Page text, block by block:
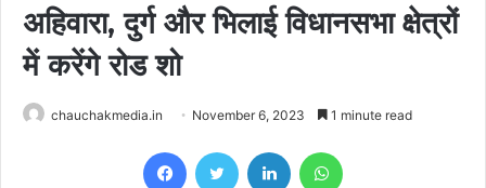
अहिवारा, दुर्ग और भिलाई विधानसभा क्षेत्रों
में करेंगे रोड शो
chauchakmedia.in November 6, 2023 1 minute read
FacebookTwitter LinkedIn